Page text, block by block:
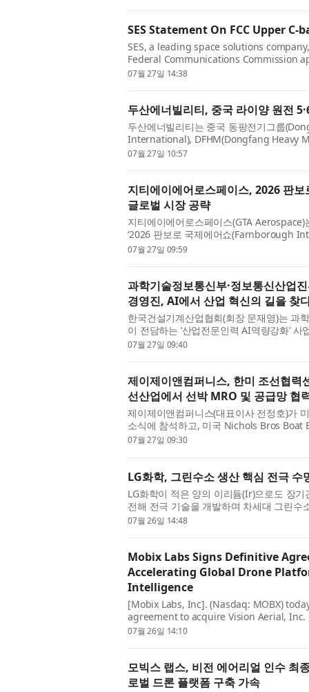
SES Statement On FCC Upper
SES, a leading space solutions
Federal Communications Commission
makes 160 megahertz of the Upper C-
07월 27일 14:38
두산에너빌리티, 중국 라이양 원전
두산에너빌리티는 중국 동팡전기그룹
International), DFHM(Dongfang Heavy
5·6호기에 적용되는 증기발생기용 초대형
07월 27일 10:57
지티에이에어로스페이스, 2026 판
글로벌 시장 공략
지티에이에어로스페이스(GTA
‘2026 판보로 국제에어쇼(Farnborough
품을 전시하고 글로벌 항공우주 기업 및
07월 27일 09:59
과학기술정보통신부·정보통신산업
경영진, AI에서 산업 혁신의 길을 찾
한국건설기계산업협회(회장 문재영)는 과
이 전담하는 ‘산업전문인력 AI역량강화’
성남시 서울판교그래비티호텔에서 개최
07월 27일 09:40
제이제이앤컴퍼니스, 한미 조선협력
선산업에서 선박 MRO 및 공급망 협
제이제이앤컴퍼니스(대표이사 전정호)가
소식에 참석하고, 미국 Nichols Bros
Northwest 지역 조선산업과 선박 유지,보
07월 27일 09:30
LG화학, 그린수소 생산 핵심 전극 수
LG화학이 적은 양의 이리듐(Ir)으로도 장
전해 전극 기술을 개발하며 차세대 그린수
CTO 산하 기반기술연구소 연구팀이 PEM
07월 26일 14:48
Mobix Labs Signs Definitive
Accelerating Global Drone
Intelligence
[Mobix Labs, Inc]. (Nasdaq: MOBX)
agreement to acquire Vision Aerial,
American-built, National Defense
07월 26일 14:10
모빅스 랩스, 비전 에어리얼 인수 최
로벌 드론 플랫폼 구축 가속